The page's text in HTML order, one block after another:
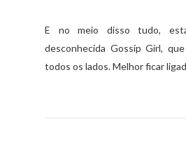
E no meio disso tudo,
desconhecida Gossip Girl,
todos os lados. Melhor ficar